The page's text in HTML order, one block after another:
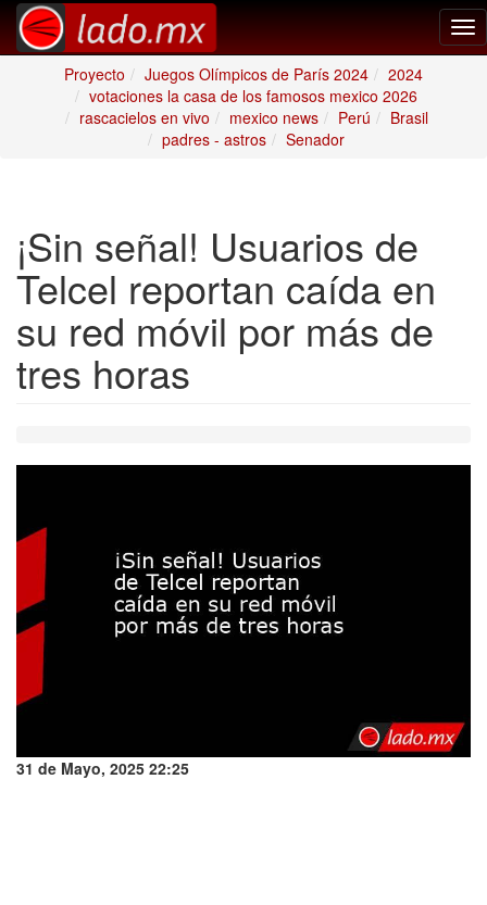
Proyecto
Juegos Olímpicos de París 2024
2024
votaciones la casa de los famosos mexico 2026
rascacielos en vivo
mexico news Perú
Brasil
padres - astros
Senador
¡Sin señal! Usuarios de
Telcel reportan caída en
su red móvil por más de
tres horas
31 de Mayo, 2025 22:25